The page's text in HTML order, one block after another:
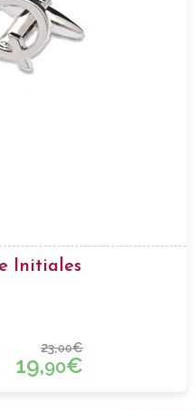
Initiales
23,00€
19,90€